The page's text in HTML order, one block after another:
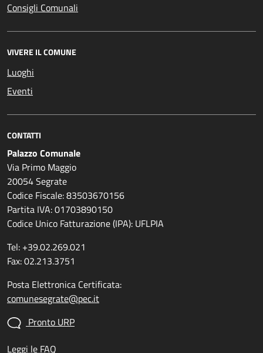
Consigli Comunali
VIVERE IL COMUNE
Luoghi
Eventi
CONTATTI
Palazzo Comunale
Via Primo Maggio
20054 Segrate
Codice Fiscale: 83503670156
Partita IVA: 01703890150
Codice Unico Fatturazione (IPA): UFLPIA
Tel: +39.02.269.021
Fax: 02.213.3751
Posta Elettronica Certificata:
comunesegrate@pec.it
Pronto URP
Leggi le FAQ